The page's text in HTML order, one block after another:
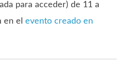
para acceder) de 11 a
en elevento creado en